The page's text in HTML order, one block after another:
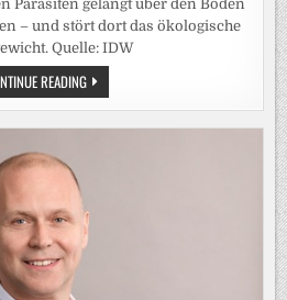
Parasiten gelangt über den Boden
– und stört dort das ökologische
Quelle: IDW
READINGWURMMITTEL
FÜR
WEIDETIERE